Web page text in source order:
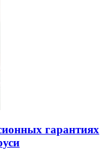
гарантиях